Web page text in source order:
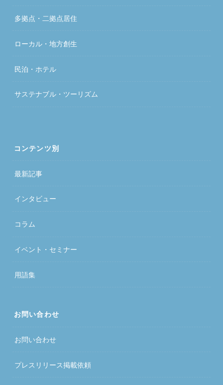
多拠点・二拠点居住
ローカル・地方創生
民泊・ホテル
サステナブル・ツーリズム
コンテンツ別
最新記事
インタビュー
コラム
イベント・セミナー
用語集
お問い合わせ
お問い合わせ
プレスリリース掲載依頼